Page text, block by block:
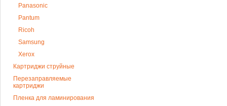
Panasonic
Pantum
Ricoh
Samsung
Xerox
Картриджи струйные
Перезаправляемые
картриджи
Пленка для ламинирования